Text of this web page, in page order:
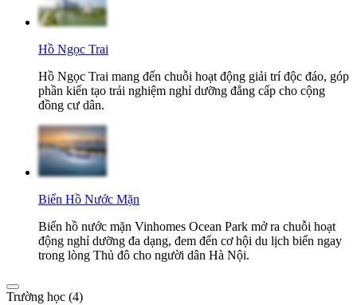
Hồ Ngọc Trai
Hồ Ngọc Trai mang đến chuỗi hoạt động giải trí độc đáo, góp
phần kiến tạo trải nghiệm nghỉ dưỡng đẳng cấp cho cộng
đồng cư dân.
Biển Hồ Nước Mặn
Biển hồ nước mặn Vinhomes Ocean Park mở ra chuỗi hoạt
động nghỉ dưỡng đa dạng, đem đến cơ hội du lịch biển ngay
trong lòng Thủ đô cho người dân Hà Nội.
Trường học (4)